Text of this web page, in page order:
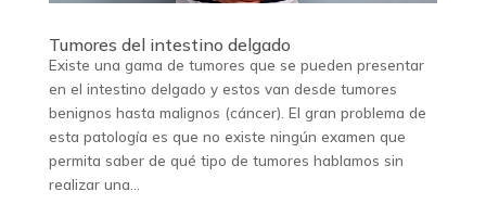
Tumores del intestino delgado
Existe una gama de tumores que se pueden presentar
en el intestino delgado y estos van desde tumores
benignos hasta malignos (cáncer). El gran problema de
esta patología es que no existe ningún examen que
permita saber de qué tipo de tumores hablamos sin
realizar una...